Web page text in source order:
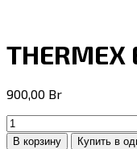
THERMEX
900,00 Br
Количество
товара
В корзину Купить в